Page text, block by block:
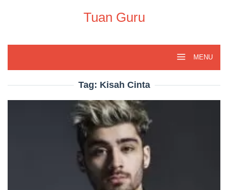
Tuan Guru
MENU
Tag: Kisah Cinta